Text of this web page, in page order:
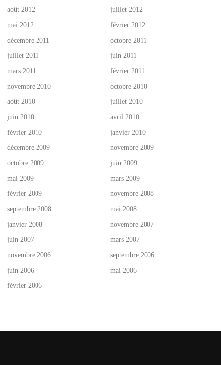
août 2012 juillet 2012
mai 2012 février 2012
décembre 2011 octobre 2011
juillet 2011 juin 2011
mars 2011 février 2011
novembre 2010 octobre 2010
août 2010 juillet 2010
juin 2010 avril 2010
février 2010 janvier 2010
décembre 2009 novembre 2009
octobre 2009 juin 2009
mai 2009 mars 2009
février 2009 novembre 2008
septembre 2008 mai 2008
janvier 2008 novembre 2007
juin 2007 mars 2007
novembre 2006 septembre 2006
juin 2006 mai 2006
février 2006